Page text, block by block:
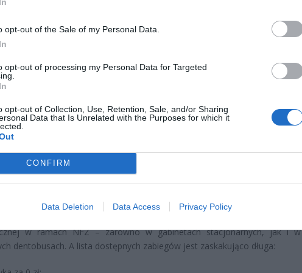
opt-out of the Sale of my Personal Data.
opt-out of processing my Personal Data for Targeted
opt-out of Collection, Use, Retention, Sale, and/or Sharing
Data that Is Unrelated with the Purposes for which it
CONFIRM
Data Deletion Data Access Privacy Policy
są jeszcze bardziej niepokojące. Rodzice, zniechęceni kosztami, coraz
odkładają leczenie swoich dzieci. Tymczasem NFZ oferuje pełen pakiet
świadczeń stomatologicznych, który – gdyby był realizowany prywatnie
nawet 1600 zł rocznie. To nie mit – to realna pomoc, która czeka na
ręki.
w ramach NFZ – zarówno w gabinetach stacjonarnych, jak i w
dentobusach. A lista dostępnych zabiegów jest zaskakująco długa: